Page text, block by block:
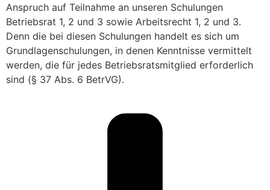
Anspruch auf Teilnahme an unseren Schulungen
Betriebsrat 1, 2 und 3 sowie Arbeitsrecht 1, 2 und 3.
Denn die bei diesen Schulungen handelt es sich um
Grundlagenschulungen, in denen Kenntnisse vermittelt
werden, die für jedes Betriebsratsmitglied erforderlich
sind (§ 37 Abs. 6 BetrVG).